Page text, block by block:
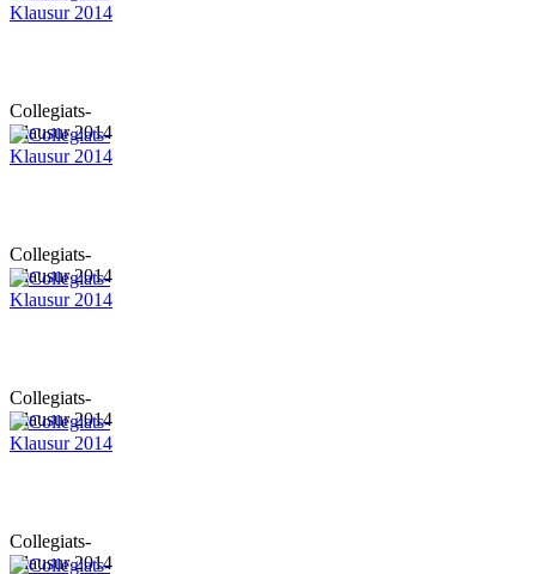
Collegiats-
Klausur 2014
Collegiats-
Klausur 2014
Collegiats-
Klausur 2014
Collegiats-
Klausur 2014